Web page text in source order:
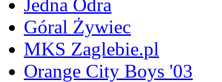
Jedna Odra
Góral Żywiec
MKS Zaglebie.pl
Orange City Boys '03